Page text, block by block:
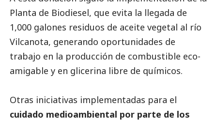
Planta de Biodiesel, que evita la llegada de
1,000 galones residuos de aceite vegetal al río
Vilcanota, generando oportunidades de
trabajo en la producción de combustible eco-
amigable y en glicerina libre de químicos.
Otras iniciativas implementadas para el
cuidado medioambiental por parte de los